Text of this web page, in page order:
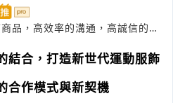
品，高效率的溝通，高誠信的態
結合，打造新世代運動服飾
合作模式與新契機